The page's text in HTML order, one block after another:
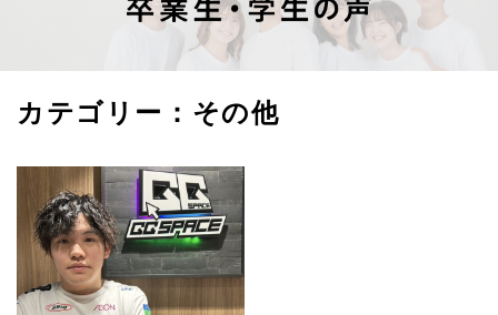
カテゴリー： その他